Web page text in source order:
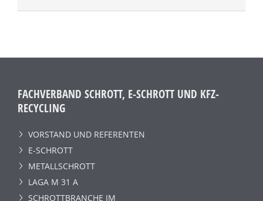
FACHVERBAND SCHROTT, E-SCHROTT UND KFZ-
RECYCLING
VORSTAND UND REFERENTEN
E-SCHROTT
METALLSCHROTT
LAGA M 31 A
SCHROTTBRANCHE IM